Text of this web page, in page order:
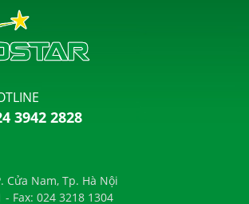
3942 2828
Cửa Nam, Tp. Hà Nội
- Fax: 024 3218 1304